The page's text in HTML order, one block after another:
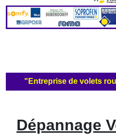
"Entreprise de volets
Dépannage